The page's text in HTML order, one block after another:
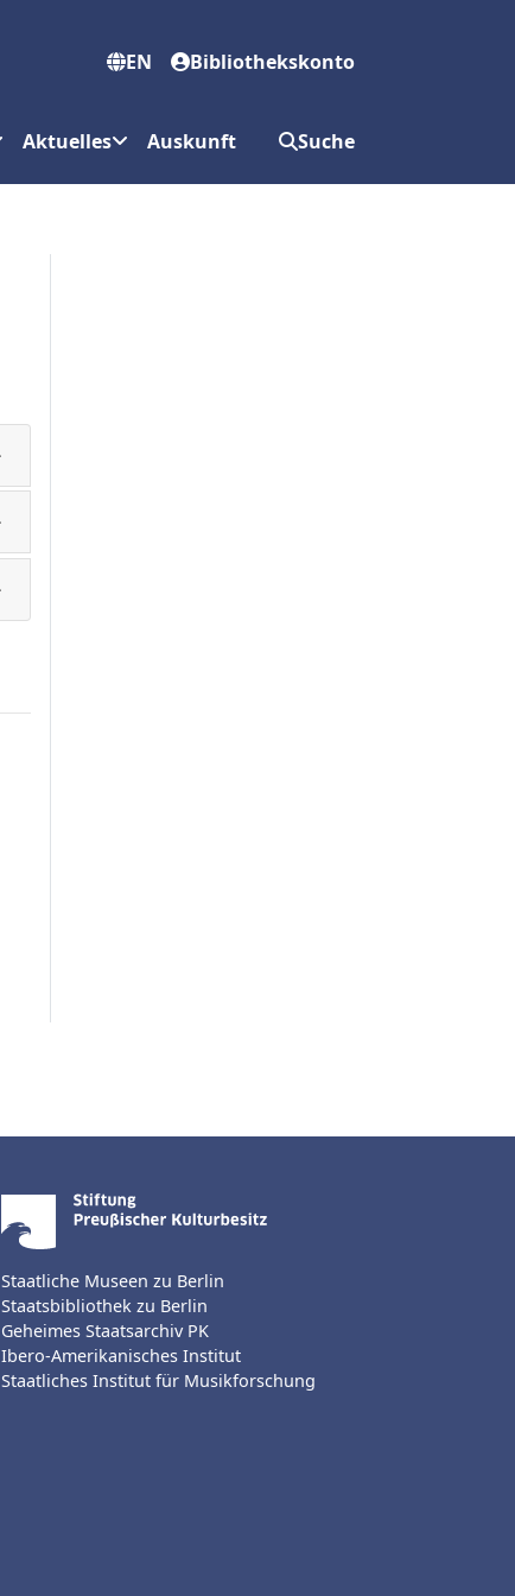
EN Bibliothekskonto
Aktuelles Auskunft Suche
Staatliche Museen zu Berlin
Staatsbibliothek zu Berlin
Geheimes Staatsarchiv PK
Ibero-Amerikanisches Institut
Staatliches Institut für Musikforschung